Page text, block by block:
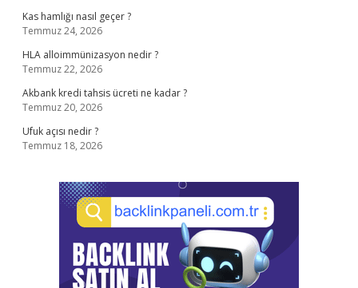
Kas hamlığı nasıl geçer ?
Temmuz 24, 2026
HLA alloimmünizasyon nedir ?
Temmuz 22, 2026
Akbank kredi tahsis ücreti ne kadar ?
Temmuz 20, 2026
Ufuk açısı nedir ?
Temmuz 18, 2026